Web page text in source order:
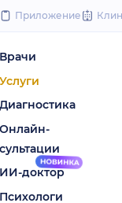
to
Приложение
Врачи
Услуги
Диагностика
Онлайн-
ИИ-доктор
Психологи